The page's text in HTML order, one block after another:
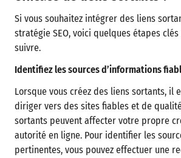
Si vous souhaitez intégrer des liens
stratégie SEO, voici quelques étapes
suivre.
Identifiez les sources d’informations
Lorsque vous créez des liens sortants, il
diriger vers des sites fiables et de
sortants peuvent affecter votre propre
autorité en ligne. Pour identifier les
pertinentes, vous pouvez effectuer une